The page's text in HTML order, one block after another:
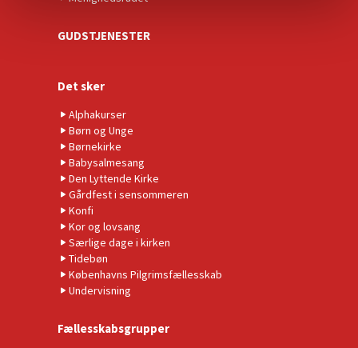
GUDSTJENESTER
Det sker
Alphakurser
Børn og Unge
Børnekirke
Babysalmesang
Den Lyttende Kirke
Gårdfest i sensommeren
Konfi
Kor og lovsang
Særlige dage i kirken
Tidebøn
Københavns Pilgrimsfællesskab
Undervisning
Fællesskabsgrupper